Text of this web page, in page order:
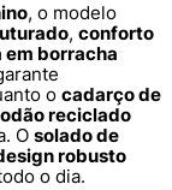
, o modelo
, conforto
em borracha
o cadarço de
reciclado
O solado de
robusto
o dia.